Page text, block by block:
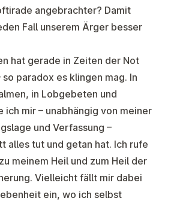
angebrachter? Damit
Fall unserem Ärger besser
hat gerade in Zeiten der Not
so paradox es klingen mag. In
in Lobgebeten und
ich mir – unabhängig von meiner
und Verfassung –
alles tut und getan hat. Ich rufe
meinem Heil und zum Heil der
Vielleicht fällt mir dabei
ein, wo ich selbst